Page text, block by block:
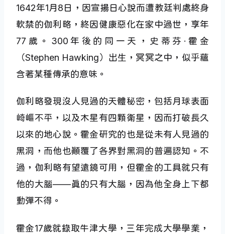
1642年1月8日，因宣揚日心說而遭教廷判處終身
軟禁的伽利略，終因健康惡化在家中過世，享年
77歲。300年後的同一天，史蒂芬·霍金
（Stephen Hawking）出生，冥冥之中，似乎蘊
含著某種傳承的意味。
伽利略發現沒人見過的天體秘密，包括月球表面
崎嶇不平，以及木星有四顆衛星，因而打破長久
以來的地心說。霍金研究的也是從未有人見過的
黑洞，而他也顛覆了各界對黑洞的普遍認知。不
過，伽利略有望遠鏡可用，但霍金的工具就只有
他的大腦——真的只有大腦，因為他全身上下都
動彈不得。
霍金17歲就錄取牛津大學，三年完成大學學業，